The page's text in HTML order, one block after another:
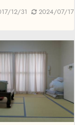
12/31 2024/07/17